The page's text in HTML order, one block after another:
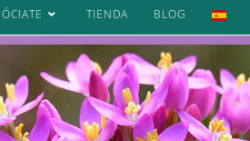
TIENDA BLOG